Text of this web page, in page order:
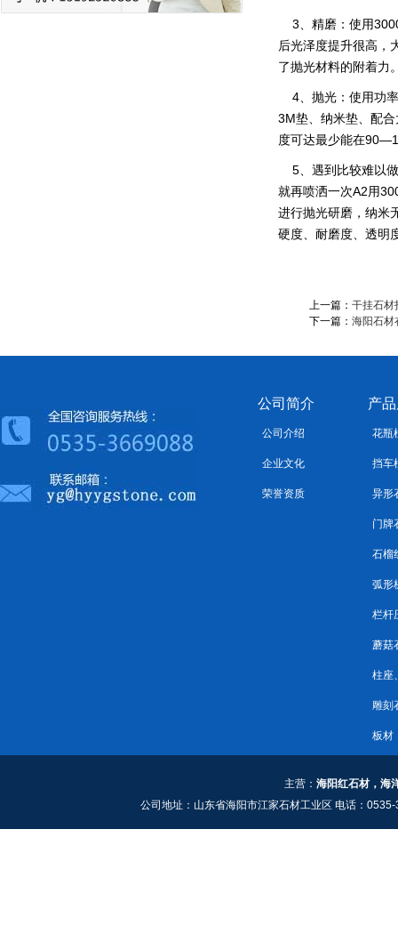
3、精磨：使用
后光泽度提升很高，
了抛光材料的附着力
4、抛光：使用功
3M垫、纳米垫、配
度可达最少能在
5、遇到比较难以做
就再喷洒一次A2用
进行抛光研磨，纳米
硬度、耐磨度、透明
上一篇： 干挂石材
下一篇： 海阳石材
公司简介
公司介绍
企业文化
荣誉资质
产
花瓶
挡车
异形
门牌
石榴
弧形
栏杆
蘑菇
柱座
雕刻
板材
主营： 海阳红石材，海
公司地址：山东省海阳市江家石材工业区 电话：